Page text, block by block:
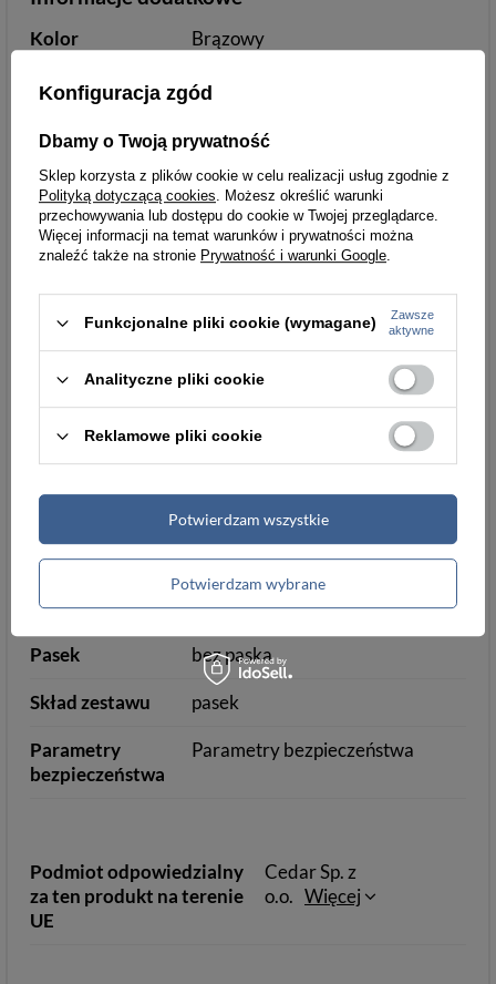
Kolor Brązowy
Podszewka nie
Wymiary
Szerokość 23 cm
Wymiary kieszeni na urządzenie
Maksymalna
przekątna
matrycy
11
eng
Gabaryt InPost A
Szerokość [cm] 23 cm 23
Pasek bez paska
Skład zestawu pasek
Parametry
bezpieczeństwa
Parametry bezpieczeństwa
Podmiot odpowiedzialny
za ten produkt na terenie
UE
Cedar Sp. z
o.o. Więcej
Konfiguracja zgód
Dbamy o Twoją prywatność
Sklep korzysta z plików cookie w celu realizacji usług zgodnie z
Polityką dotyczącą cookies. Możesz określić warunki
przechowywania lub dostępu do cookie w Twojej przeglądarce.
Więcej informacji na temat warunków i prywatności można
znaleźć także na stronie Prywatność i warunki Google.
Funkcjonalne pliki cookie (wymagane)
Zawsze
aktywne
Analityczne pliki cookie
Reklamowe pliki cookie
Potwierdzam wybrane
Potwierdzam wszystkie